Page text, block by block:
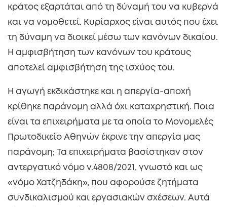
κράτος εξαρτάται από τη δύναμή του να κυβερνά
και να νομοθετεί. Κυρίαρχος είναι αυτός που έχει
τη δύναμη να διοικεί μέσω των κανόνων δικαίου.
Η αμφισβήτηση των κανόνων του κράτους
αποτελεί αμφισβήτηση της ισχύος του.
Η αγωγή εκδικάστηκε και η απεργία-αποχή
κρίθηκε παράνομη αλλά όχι καταχρηστική. Ποια
είναι τα επιχειρήματα με τα οποία το Μονομελές
Πρωτοδικείο Αθηνών έκρινε την απεργία μας
παράνομη; Τα επιχειρήματα βασίστηκαν στον
αντεργατικό νόμο ν.4808/2021, γνωστό και ως
«νόμο Χατζηδάκη», που αφορούσε ζητήματα
συνδικαλισμού και εργασιακών σχέσεων. Αυτά